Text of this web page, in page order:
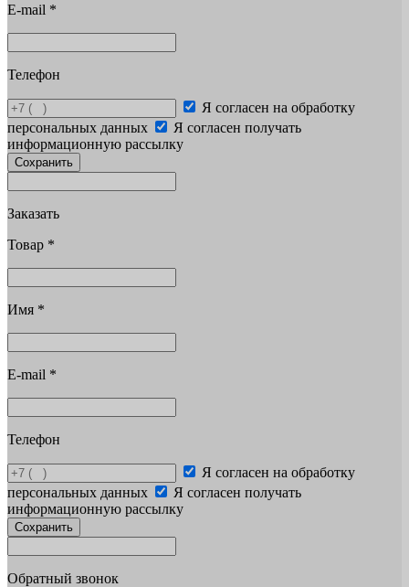
E-mail *
Телефон
Я согласен на обработку
персональных данных
Я согласен получать
информационную рассылку
Сохранить
Заказать
Товар *
Имя *
E-mail *
Телефон
Я согласен на обработку
персональных данных
Я согласен получать
информационную рассылку
Сохранить
Обратный звонок